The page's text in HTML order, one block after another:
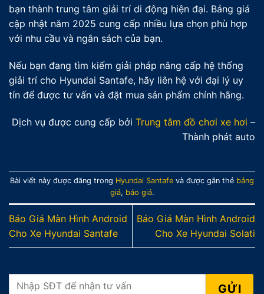
bạn thành trung tâm giải trí di động hiện đại. Bảng giá
cập nhật năm 2025 cung cấp nhiều lựa chọn phù hợp
với nhu cầu và ngân sách của bạn.
Nếu bạn đang tìm kiếm giải pháp nâng cấp hệ thống
giải trí cho Hyundai Santafe, hãy liên hệ với đại lý uy
tín để được tư vấn và đặt mua sản phẩm chính hãng.
Dịch vụ được cung cấp bởi Trung tâm đồ chơi xe hơi –
Thành phát auto
Bài viết này được đăng trong Hyundai Santafe và được gắn thẻ bảng
giá, báo giá.
Báo Giá Màn Hình Android
Cho Xe Hyundai Santafe
Báo Giá Màn Hình Android
Cho Xe Hyundai Solati